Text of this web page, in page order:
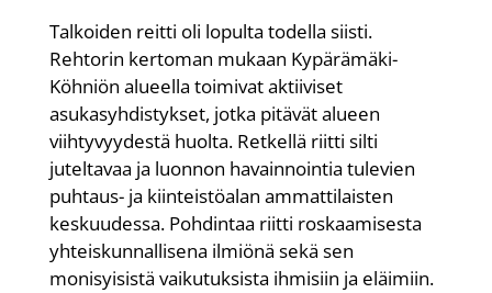
Talkoiden reitti oli lopulta todella siisti.
Rehtorin kertoman mukaan Kypärämäki-
Köhniön alueella toimivat aktiiviset
asukasyhdistykset, jotka pitävät alueen
viihtyvyydestä huolta. Retkellä riitti silti
juteltavaa ja luonnon havainnointia tulevien
puhtaus- ja kiinteistöalan ammattilaisten
keskuudessa. Pohdintaa riitti roskaamisesta
yhteiskunnallisena ilmiönä sekä sen
monisyisistä vaikutuksista ihmisiin ja eläimiin.